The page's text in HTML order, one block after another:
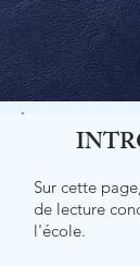
Sur cette
de lecture
l'école.